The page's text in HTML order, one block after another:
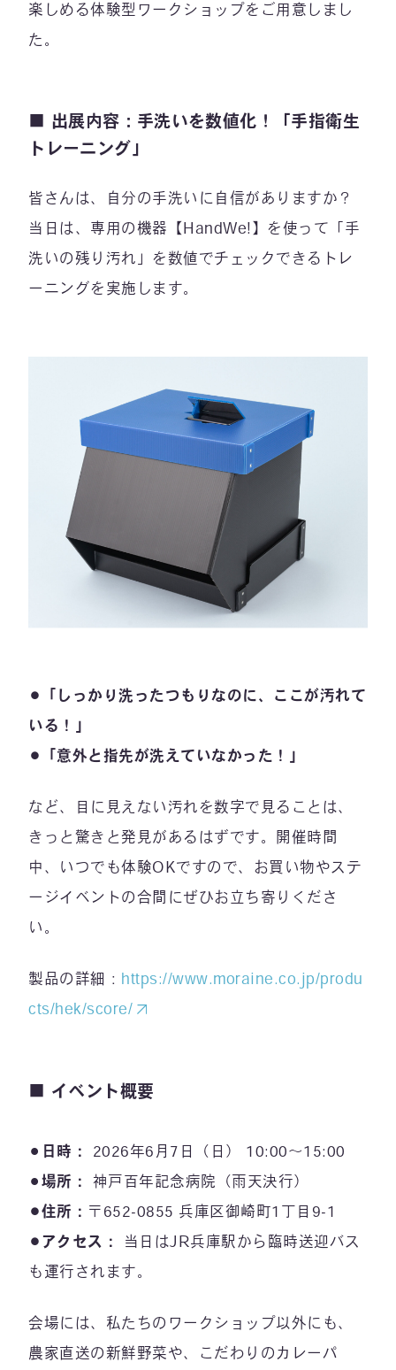
楽しめる体験型ワークショップをご用意しまし
た。
■ 出展内容：手洗いを数値化！「手指衛生
トレーニング」
皆さんは、自分の手洗いに自信がありますか？
当日は、専用の機器【HandWe!】を使って「手
洗いの残り汚れ」を数値でチェックできるトレ
ーニングを実施します。
⚫︎「しっかり洗ったつもりなのに、ここが汚れて
いる！」
⚫︎「意外と指先が洗えていなかった！」
など、目に見えない汚れを数字で見ることは、
きっと驚きと発見があるはずです。開催時間
中、いつでも体験OKですので、お買い物やステ
ージイベントの合間にぜひお立ち寄りくださ
い。
製品の詳細： https://www.moraine.co.jp/produ
cts/hek/score/
■ イベント概要
⚫︎ 日時：
2026年6月7日（日） 10:00〜15:00
⚫︎ 場所：
神戸百年記念病院（雨天決行）
⚫︎住所： 〒652-0855 兵庫区御崎町1丁目9-1
⚫︎アクセス：
当日はJR兵庫駅から臨時送迎バス
も運行されます。
会場には、私たちのワークショップ以外にも、
農家直送の新鮮野菜や、こだわりのカレーパ